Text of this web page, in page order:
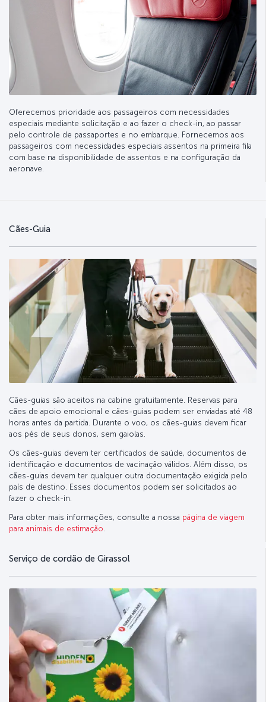
Oferecemos prioridade aos passageiros com necessidades
especiais mediante solicitação e ao fazer o check-in, ao passar
pelo controle de passaportes e no embarque. Fornecemos aos
passageiros com necessidades especiais assentos na primeira fila
com base na disponibilidade de assentos e na configuração da
aeronave.
Cães-Guia
Cães-guias são aceitos na cabine gratuitamente. Reservas para
cães de apoio emocional e cães-guias podem ser enviadas até 48
horas antes da partida. Durante o voo, os cães-guias devem ficar
aos pés de seus donos, sem gaiolas.
Os cães-guias devem ter certificados de saúde, documentos de
identificação e documentos de vacinação válidos. Além disso, os
cães-guias devem ter qualquer outra documentação exigida pelo
país de destino. Esses documentos podem ser solicitados ao
fazer o check-in.
Para obter mais informações, consulte a nossa página de viagem
para animais de estimação
Serviço de cordão de Girassol